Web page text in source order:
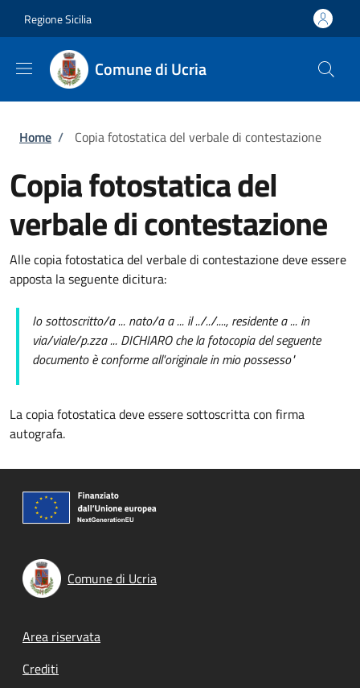
Regione Sicilia
Comune di Ucria
Briciole di pane
Home / Copia fotostatica del verbale di contestazione
Copia fotostatica del
verbale di contestazione
Alle copia fotostatica del verbale di contestazione deve essere
apposta la seguente dicitura:
Io sottoscritto/a ... nato/a a ... il ../../...., residente a ... in
via/viale/p.zza ... DICHIARO che la fotocopia del seguente
documento è conforme all'originale in mio possesso"
La copia fotostatica deve essere sottoscritta con firma
autografa.
Comune di Ucria
Footer menu
Area riservata
Crediti